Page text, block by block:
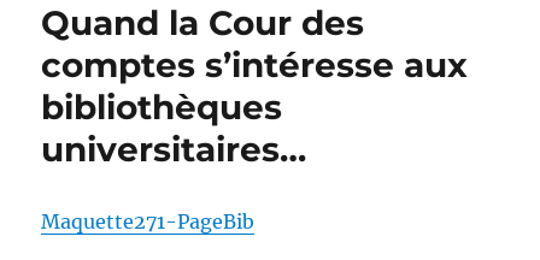
Quand la Cour des
comptes s’intéresse aux
bibliothèques
universitaires…
Maquette271-PageBib